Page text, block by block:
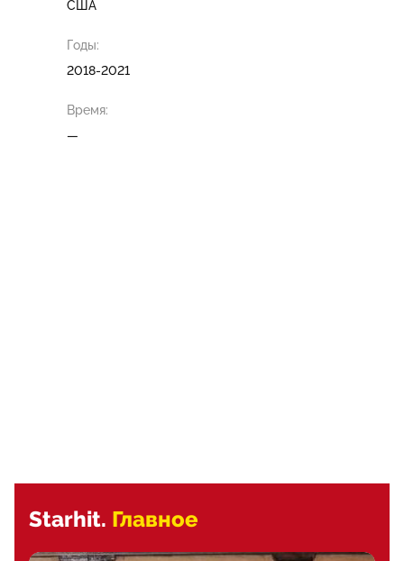
США
Годы:
2018-2021
Время:
—
Starhit. Главное